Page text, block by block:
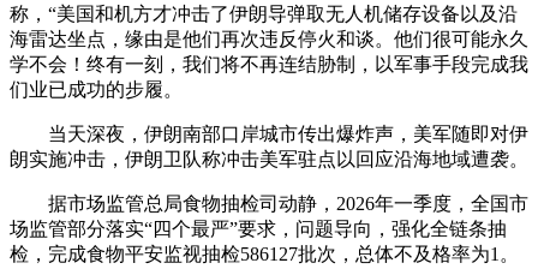
称，“美国和机方才冲击了伊朗导弹取无人机储存设备以及沿
海雷达坐点，缘由是他们再次违反停火和谈。他们很可能永久
学不会！终有一刻，我们将不再连结胁制，以军事手段完成我
们业已成功的步履。
当天深夜，伊朗南部口岸城市传出爆炸声，美军随即对伊
朗实施冲击，伊朗卫队称冲击美军驻点以回应沿海地域遭袭。
据市场监管总局食物抽检司动静，2026年一季度，全国市
场监管部分落实“四个最严”要求，问题导向，强化全链条抽
检，完成食物平安监视抽检586127批次，总体不及格率为1。